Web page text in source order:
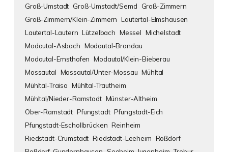
Groß-Umstadt Groß-Umstadt/Semd
Groß-Zimmern
Groß-Zimmern/Klein-Zimmern Lautertal-Elmshausen
Lautertal-Lautern Lützelbach Messel Michelstadt
Modautal-Asbach Modautal-Brandau
Modautal-Ernsthofen Modautal/Klein-Bieberau
Mossautal Mossautal/Unter-Mossau Mühltal
Mühltal-Traisa Mühltal-Trautheim
Mühltal/Nieder-Ramstadt Münster-Altheim
Ober-Ramstadt Pfungstadt Pfungstadt-Eich
Pfungstadt-Eschollbrücken Reinheim
Riedstadt-Crumstadt Riedstadt-Leeheim Roßdorf